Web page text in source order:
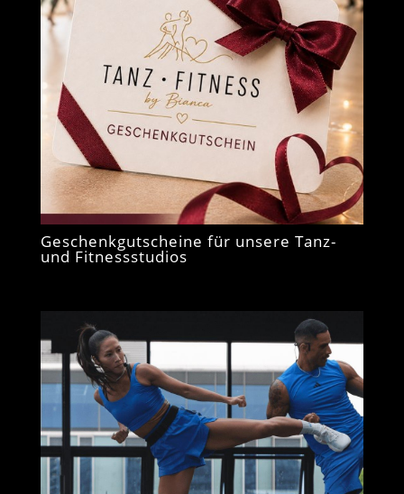
Geschenkgutscheine für unsere Tanz-
und Fitnessstudios